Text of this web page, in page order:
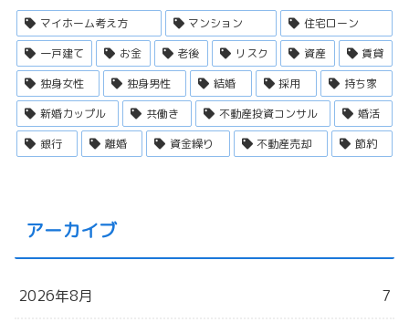
マイホーム考え方 マンション
住宅ローン
一戸建て
お金 老後 リスク 資産
賃貸
独身女性
独身男性 結婚 採用
持ち家
新婚カップル
共働き 不動産投資コンサル
婚活
銀行
離婚 資金繰り 不動産売却 節約
アーカイブ
2026年8月 7